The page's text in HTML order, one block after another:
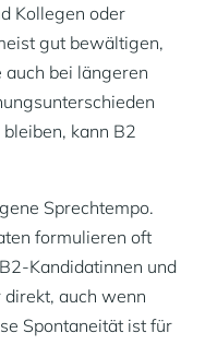
Kollegen oder
gut bewältigen,
bei längeren
kann B2
Sprechtempo.
formulieren oft
Kandidatinnen und
auch wenn
Spontaneität ist für